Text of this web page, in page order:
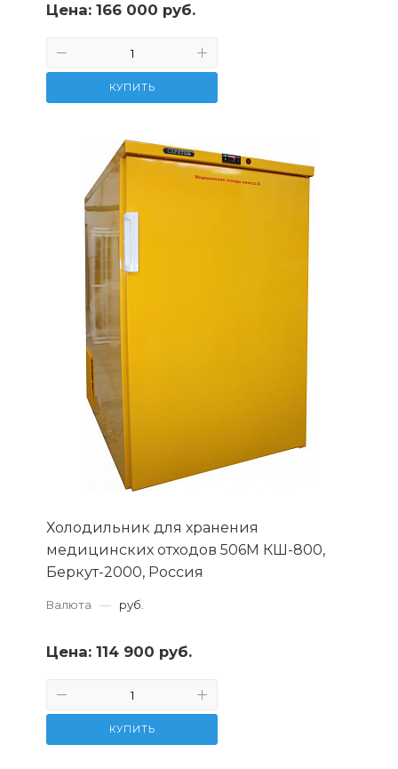
Цена: 166 000 руб.
КУПИТЬ
Холодильник для хранения
медицинских отходов 506М КШ-800,
Беркут-2000, Россия
Валюта — руб.
Цена: 114 900 руб.
КУПИТЬ